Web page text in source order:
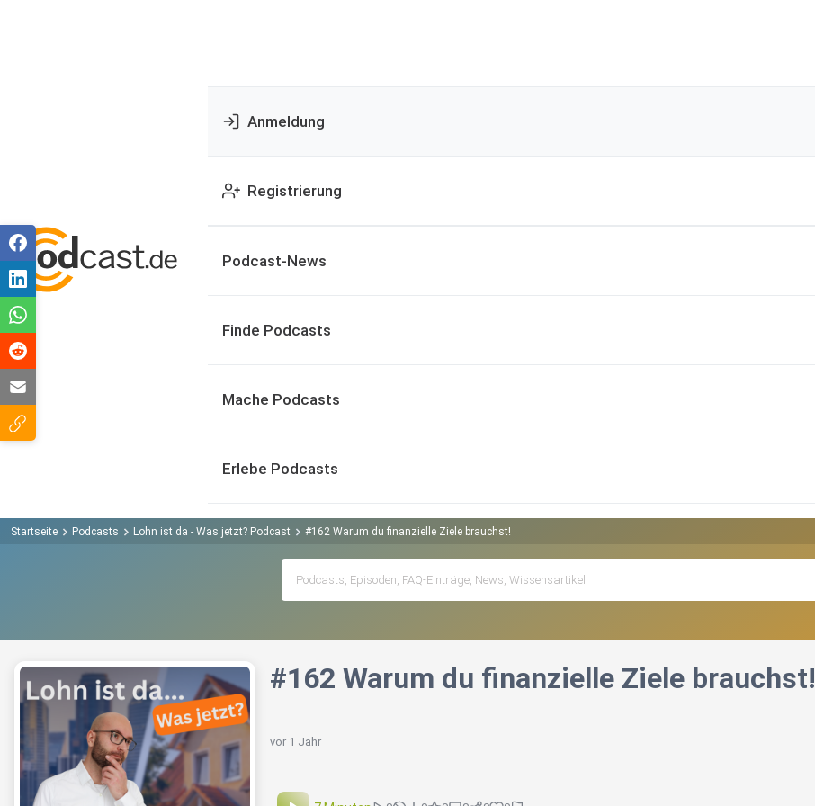
Anmeldung
Registrierung
Podcast-News
Finde Podcasts
Mache Podcasts
Erlebe Podcasts
Startseite Podcasts Lohn ist da - Was jetzt? Podcast #162 Warum du finanzielle Ziele brauchst!
#162 Warum du finanzielle Ziele brauchst!
vor 1 Jahr